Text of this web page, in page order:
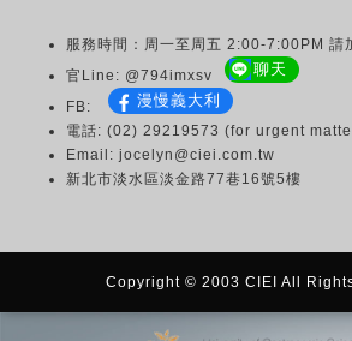
服務時間：周一至周五 2:00-7:00PM 請
官Line: @794imxsv
聊天
FB: 漫慢義大利
電話: (02) 29219573 (for urgent
Email: jocelyn@ciei.com.tw
新北市淡水區淡金路77巷16號5樓
Copyright © 2003 CIEI All